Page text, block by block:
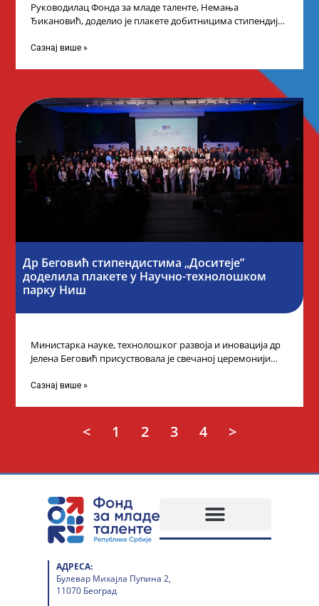
Руководилац Фонда за младе таленте, Немања
Ђикановић, доделио је плакете добитницима стипендије
Сазнај више »
Др Беговић стипендистима „Доситеје”
доделила плакете у Научно-технолошком
парку Ниш
Министарка науке, технолошког развоја и иновација др
Јелена Беговић присуствовала је свечаној церемонији
„Доситеја” Фонда
Сазнај више »
< 1 2 3 4 >
АДРЕСА:
Булевар Михајла Пупина 2,
11070 Београд